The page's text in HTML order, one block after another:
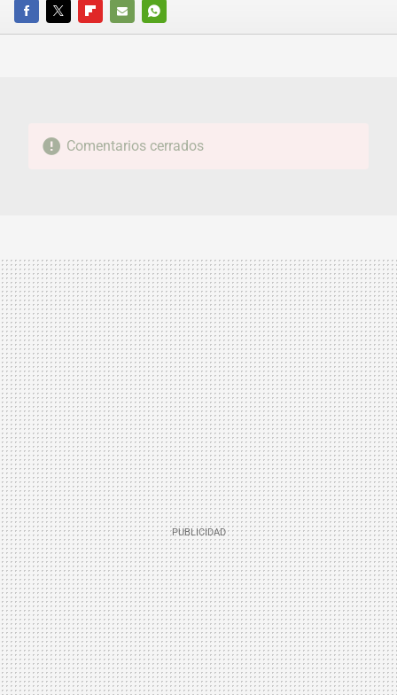
FACEBOOKTWITTERFLIPBOARD
E-
WHATSAPP
Comentarios cerrados